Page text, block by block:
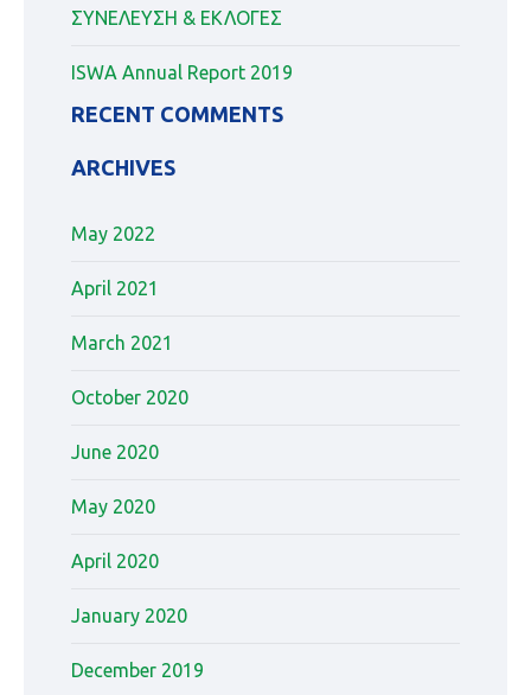
ΣΥΝΕΛΕΥΣΗ & ΕΚΛΟΓΕΣ
ISWA Annual Report 2019
RECENT COMMENTS
ARCHIVES
May 2022
April 2021
March 2021
October 2020
June 2020
May 2020
April 2020
January 2020
December 2019